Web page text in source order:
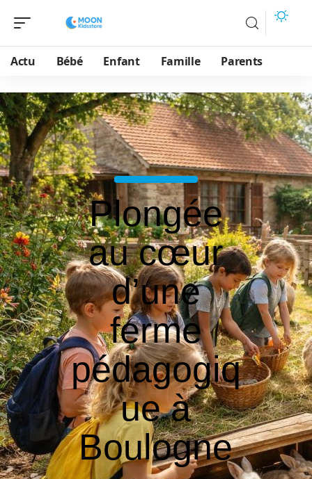
Actu Bébé Enfant Famille Parents
Plongée
au cœur
d’une
ferme
pédagogiq
ue à
Boulogne